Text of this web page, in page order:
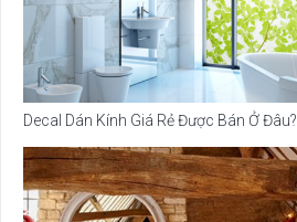
Decal Dán Kính Giá Rẻ Được Bán Ở Đâu?